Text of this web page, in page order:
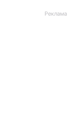
Реклама